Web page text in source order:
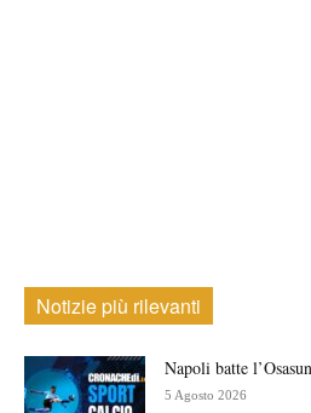
Notizie più rilevanti
Napoli batte
5 Agosto 2026